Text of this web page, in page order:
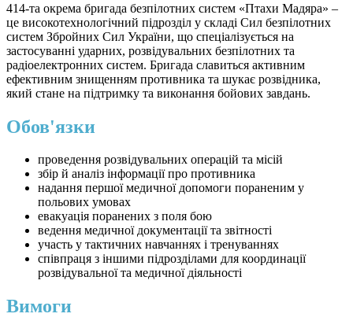
414-та окрема бригада безпілотних систем «Птахи Мадяра» –
це високотехнологічний підрозділ у складі Сил безпілотних
систем Збройних Сил України, що спеціалізується на
застосуванні ударних, розвідувальних безпілотних та
радіоелектронних систем. Бригада славиться активним
ефективним знищенням противника та шукає розвідника,
який стане на підтримку та виконання бойових завдань.
Обов'язки
проведення розвідувальних операцій та місій
збір й аналіз інформації про противника
надання першої медичної допомоги пораненим у
польових умовах
евакуація поранених з поля бою
ведення медичної документації та звітності
участь у тактичних навчаннях і тренуваннях
співпраця з іншими підрозділами для координації
розвідувальної та медичної діяльності
Вимоги